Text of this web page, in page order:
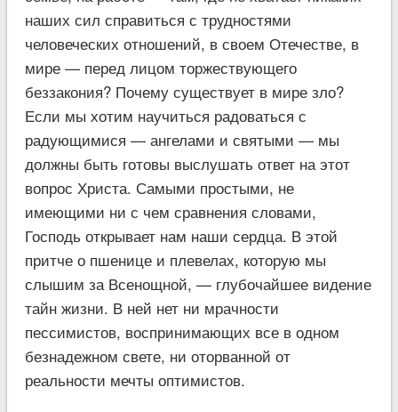
наших сил справиться с трудностями
человеческих отношений, в своем Отечестве, в
мире — перед лицом торжествующего
беззакония? Почему существует в мире зло?
Если мы хотим научиться радоваться с
радующимися — ангелами и святыми — мы
должны быть готовы выслушать ответ на этот
вопрос Христа. Самыми простыми, не
имеющими ни с чем сравнения словами,
Господь открывает нам наши сердца. В этой
притче о пшенице и плевелах, которую мы
слышим за Всенощной, — глубочайшее видение
тайн жизни. В ней нет ни мрачности
пессимистов, воспринимающих все в одном
безнадежном свете, ни оторванной от
реальности мечты оптимистов.